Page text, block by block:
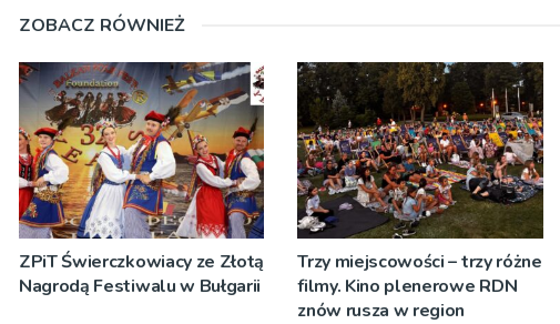
ZOBACZ RÓWNIEŻ
ZPiT Świerczkowiacy ze Złotą
Nagrodą Festiwalu w Bułgarii
Trzy miejscowości – trzy różne
filmy. Kino plenerowe RDN
znów rusza w region